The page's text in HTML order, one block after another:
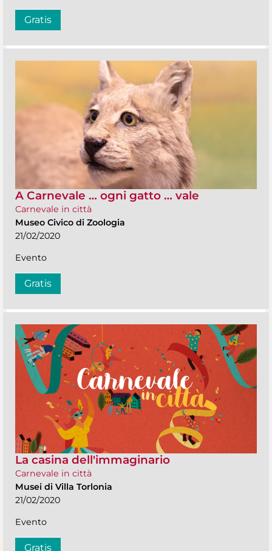
Gratis
A Carnevale … ogni gatto … vale
Carnevale in città
Museo Civico di Zoologia
21/02/2020
Evento
Gratis
La casina dell'immaginario
Carnevale in città
Musei di Villa Torlonia
21/02/2020
Evento
Gratis